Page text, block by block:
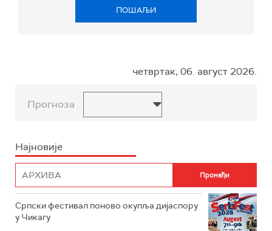
ПОШАЉИ
четвртак, 06. август 2026.
Прогноза
Најновије
Српски фестивал поново окупља дијаспору
у Чикагу